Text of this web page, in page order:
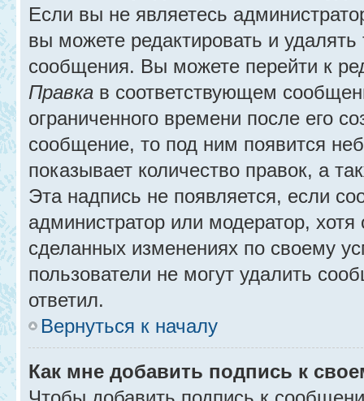
Если вы не являетесь
вы можете редактировать и
сообщения. Вы можете перейти к
Правка в соответствующем
ограниченного времени после его
сообщение, то под ним появится
показывает количество правок, а
Эта надпись не появляется, если
администратор или модератор,
сделанных изменениях по своему
пользователи не могут удалить
ответил.
Вернуться к началу
Как мне добавить подпись к